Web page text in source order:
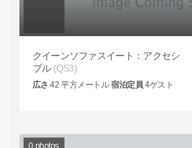
クイーンソファスイート：アクセシ
ブル (QS3)
広さ 42 平方メートル宿泊定員 4ゲスト